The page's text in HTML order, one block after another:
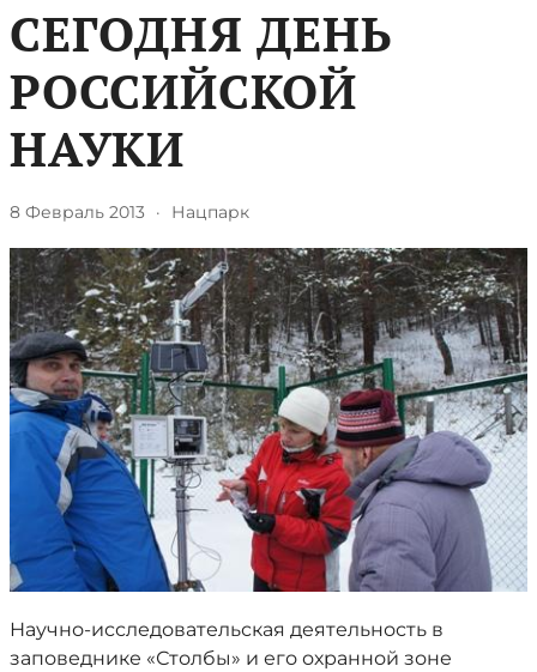
СЕГОДНЯ ДЕНЬ
РОССИЙСКОЙ
НАУКИ
8 Февраль 2013 · Нацпарк
Научно-исследовательская деятельность в
заповеднике «Столбы» и его охранной зоне